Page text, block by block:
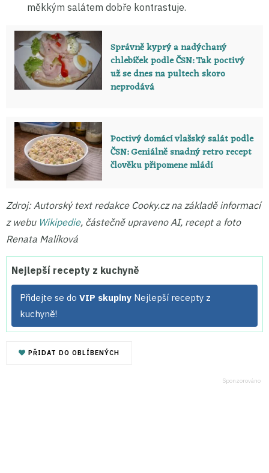
měkkým salátem dobře kontrastuje.
Správně kyprý a nadýchaný
chlebíček podle ČSN: Tak poctivý
už se dnes na pultech skoro
neprodává
Poctivý domácí vlašský salát podle
ČSN: Geniálně snadný retro recept
člověku připomene mládí
Zdroj: Autorský text redakce Cooky.cz na základě informací
z webu Wikipedie, částečně upraveno AI, recept a foto
Renata Malíková
Nejlepší recepty z kuchyně
Přidejte se do VIP skupiny Nejlepší recepty z
kuchyně!
PŘIDAT DO OBLÍBENÝCH